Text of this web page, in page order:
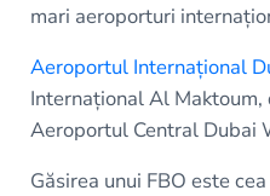
mari aeroporturi
Aeroportul Internațional
Internațional Al Maktoum,
Aeroportul Central Dubai
Găsirea unui FBO este